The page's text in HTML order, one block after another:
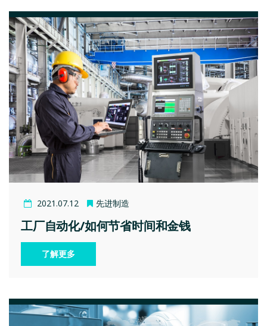
2021.07.12 先进制造
工厂自动化/如何节省时间和金钱
了解更多